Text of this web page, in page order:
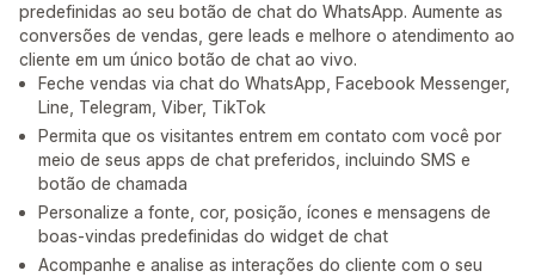
predefinidas ao seu botão de chat do WhatsApp. Aumente as
conversões de vendas, gere leads e melhore o atendimento ao
cliente em um único botão de chat ao vivo.
Feche vendas via chat do WhatsApp, Facebook Messenger,
Line, Telegram, Viber, TikTok
Permita que os visitantes entrem em contato com você por
meio de seus apps de chat preferidos, incluindo SMS e
botão de chamada
Personalize a fonte, cor, posição, ícones e mensagens de
boas-vindas predefinidas do widget de chat
Acompanhe e analise as interações do cliente com o seu